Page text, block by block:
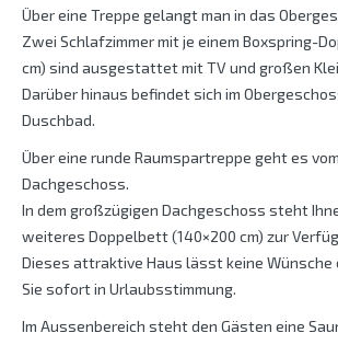
Über eine Treppe gelangt man in das
Zwei Schlafzimmer mit je einem Boxspring-
cm) sind ausgestattet mit TV und großen
Darüber hinaus befindet sich im
Duschbad.
Über eine runde Raumspartreppe geht es
Dachgeschoss.
In dem großzügigen Dachgeschoss steht
weiteres Doppelbett (140×200 cm) zur
Dieses attraktive Haus lässt keine Wünsche
Sie sofort in Urlaubsstimmung.
Im Aussenbereich steht den Gästen eine